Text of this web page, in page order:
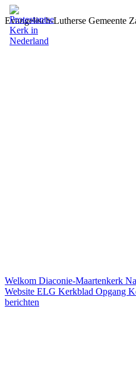
Evangelisch-Lutherse Gemeente
Welkom Diaconie-Maartenkerk
Website ELG Kerkblad Opgang
berichten